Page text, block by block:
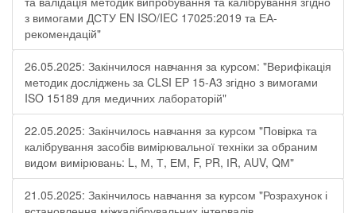
з вимогами ДСТУ EN ISO/IEC 17025:2019 та ЕА-
рекомендацій"
26.05.2025: Закінчилося навчання за курсом: "Верифікація
методик досліджень за CLSI EP 15-A3 згідно з вимогами
ISO 15189 для медичних лабораторій"
22.05.2025: Закінчилось навчання за курсом "Повірка та
калібрування засобів вимірювальної техніки за обраним
видом вимірювань: L, М, Т, ЕМ, F, РR, ІR, АUV, QМ"
21.05.2025: Закінчилось навчання за курсом "Розрахунок і